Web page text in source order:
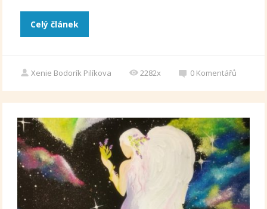
Celý článek
Xenie Bodorík Pilíkova 2282x 0 Komentářů